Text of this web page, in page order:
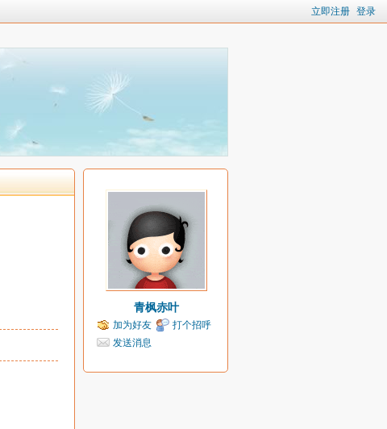
立即注册 登录
青枫赤叶
加为好友
打个招呼
发送消息